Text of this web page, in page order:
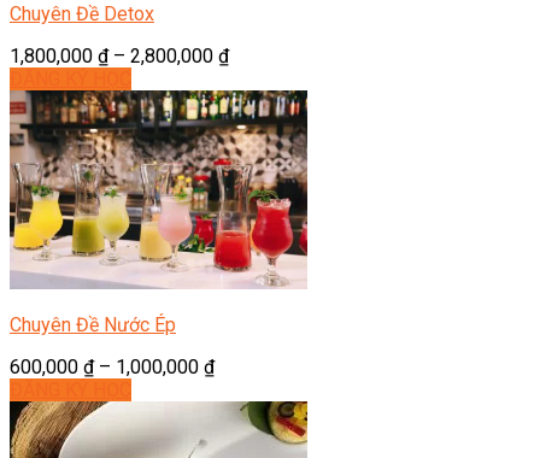
Chuyên Đề Detox
1,800,000 ₫– 2,800,000 ₫
Chuyên Đề Nước Ép
600,000 ₫– 1,000,000 ₫